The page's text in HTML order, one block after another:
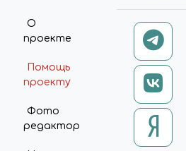
О
проекте
Помощь
проекту
Фото
редактор